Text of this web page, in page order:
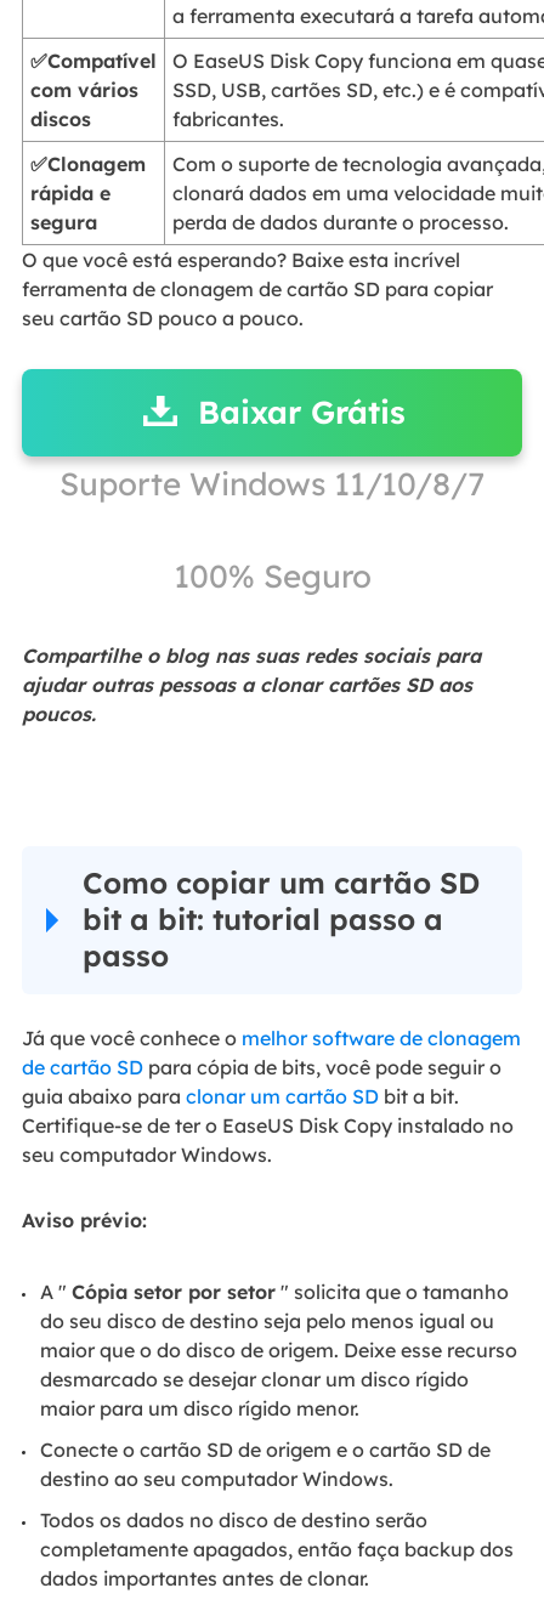
a ferramenta executará a tarefa
✅Compatível
com vários
discos
O EaseUS Disk Copy funciona em
SSD, USB, cartões SD, etc.) e é
fabricantes.
✅Clonagem
rápida e
segura
Com o suporte de tecnologia
clonará dados em uma velocidade
perda de dados durante o processo.
O que você está esperando? Baixe esta incrível
ferramenta de clonagem de cartão SD para copiar
seu cartão SD pouco a pouco.
Baixar Grátis
Suporte Windows 11/10/8/7
100% Seguro
Compartilhe o blog nas suas redes sociais para
ajudar outras pessoas a clonar cartões SD aos
poucos.
Como copiar um cartão SD
bit a bit: tutorial passo a
passo
Já que você conhece o melhor software de clonagem
de cartão SDpara cópia de bits, você pode seguir o
guia abaixo para clonar um cartão SDbit a bit.
Certifique-se de ter o EaseUS Disk Copy instalado no
seu computador Windows.
Aviso prévio:
A " Cópia setor por setor" solicita que o tamanho
do seu disco de destino seja pelo menos igual ou
maior que o do disco de origem. Deixe esse recurso
desmarcado se desejar clonar um disco rígido
maior para um disco rígido menor.
Conecte o cartão SD de origem e o cartão SD de
destino ao seu computador Windows.
Todos os dados no disco de destino serão
completamente apagados, então faça backup dos
dados importantes antes de clonar.